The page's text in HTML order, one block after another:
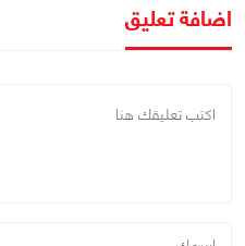
اضافة تعليق